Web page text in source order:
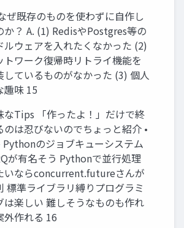
ぜ既存のものを使わずに自作し
か？ A. (1) RedisやPostgres等の
ルウェアを入れたくなかった (2)
トワーク復帰時リトライ機能を
しているものがなかった (3) 個人
趣味 15
なTips 「作ったよ！」だけで終
のは忍びないのでちょっと紹介 •
Pythonのジョブキューシステム
が有名そう Pythonで並行処理
いならconcurrent.futureさんが
標準ライブラリ縛りプログラミ
は楽しい 難しそうなものも作れ
外作れる 16